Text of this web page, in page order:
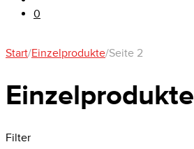
0
Start/Einzelprodukte/Seite 2
Einzelprodukte
Filter